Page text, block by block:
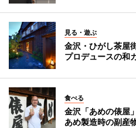
見る・遊ぶ
金沢・ひがし茶屋
プロデュースの和
食べる
金沢「あめの俵屋
あめ製造時の副産